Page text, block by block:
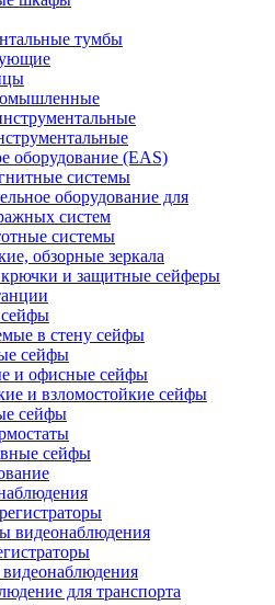
тумбы
оборудование (EAS)
системы
оборудование для
систем
системы
обзорные зеркала
и защитные сейферы
в стену сейфы
сейфы
и офисные сейфы
и взломостойкие сейфы
сейфы
сейфы
видеонаблюдения
для транспорта